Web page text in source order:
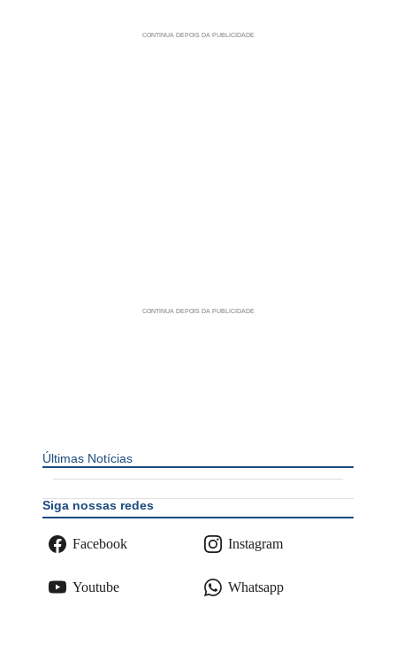
Últimas Notícias
Siga nossas redes
Facebook Instagram
Youtube Whatsapp